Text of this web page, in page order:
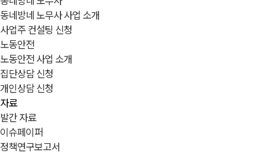
동네방네 노무사 사업 소개
사업주 컨설팅 신청
노동안전
노동안전 사업 소개
집단상담 신청
개인상담 신청
자료
발간 자료
이슈페이퍼
정책연구보고서